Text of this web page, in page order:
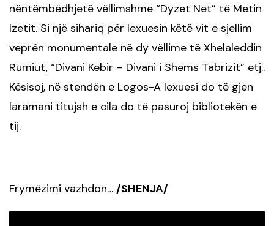
nëntëmbëdhjetë vëllimshme “Dyzet Net” të Metin
Izetit. Si një sihariq për lexuesin këtë vit e sjellim
veprën monumentale në dy vëllime të Xhelaleddin
Rumiut, “Divani Kebir – Divani i Shems Tabrizit” etj..
Kësisoj, në stendën e Logos-A lexuesi do të gjen
laramani titujsh e cila do të pasuroj bibliotekën e
tij.
Frymëzimi vazhdon… /SHENJA/